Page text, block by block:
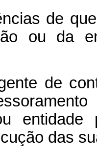
de
ou da
de
entidade
das